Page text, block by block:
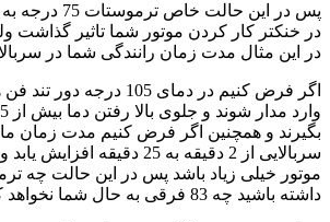
در خنکتر کار کردن موتور شما تاثیر گذاشت
در این مثال مدت زمان رانندگی شما در
اگر فرض کنیم در دمای 105 درجه
بگیرند و همچنین اگر فرض کنیم مدت زمان
سربالایی از 2 دقیقه به 25 دقیقه
داشته باشید چه 83 فرقی به حال شما نخواهد کرد